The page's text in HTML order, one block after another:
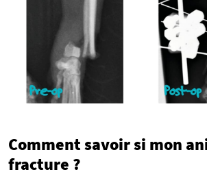
Comment savoir si mon
fracture ?